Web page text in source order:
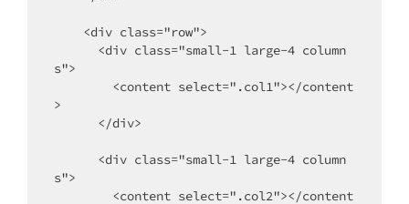
s">
>
s">